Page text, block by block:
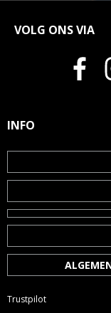
VOLG ONS VIA
INFO
Trustpilot